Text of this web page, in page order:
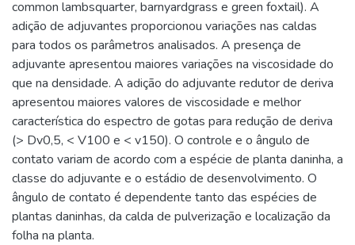
common lambsquarter, barnyardgrass e green foxtail). A
adição de adjuvantes proporcionou variações nas caldas
para todos os parâmetros analisados. A presença de
adjuvante apresentou maiores variações na viscosidade do
que na densidade. A adição do adjuvante redutor de deriva
apresentou maiores valores de viscosidade e melhor
característica do espectro de gotas para redução de deriva
(> Dv0,5, < V100 e < v150). O controle e o ângulo de
contato variam de acordo com a espécie de planta daninha, a
classe do adjuvante e o estádio de desenvolvimento. O
ângulo de contato é dependente tanto das espécies de
plantas daninhas, da calda de pulverização e localização da
folha na planta.